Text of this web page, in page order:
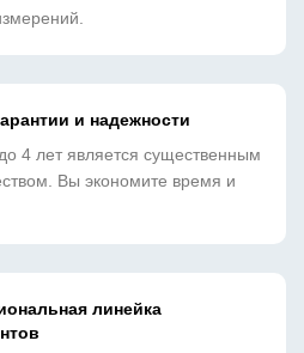
и надежности
4 лет является существенным
Вы экономите время и
линейка